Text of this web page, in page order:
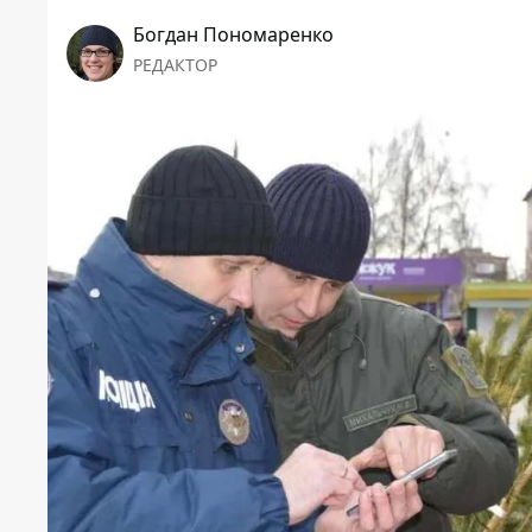
Богдан Пономаренко
РЕДАКТОР